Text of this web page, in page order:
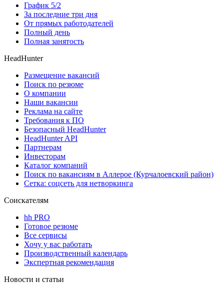
График 5/2
За последние три дня
От прямых работодателей
Полный день
Полная занятость
HeadHunter
Размещение вакансий
Поиск по резюме
О компании
Наши вакансии
Реклама на сайте
Требования к ПО
Безопасный HeadHunter
HeadHunter API
Партнерам
Инвесторам
Каталог компаний
Поиск по вакансиям в Аллерое (Курчалоевский район)
Сетка: соцсеть для нетворкинга
Соискателям
hh PRO
Готовое резюме
Все сервисы
Хочу у вас работать
Производственный календарь
Экспертная рекомендация
Новости и статьи